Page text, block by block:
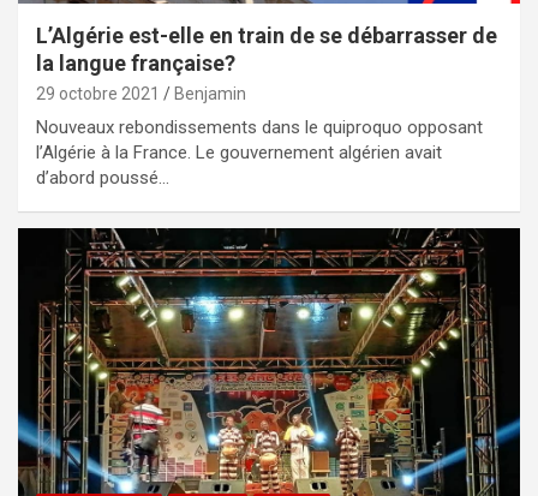
L’Algérie est-elle en train de se débarrasser de
la langue française?
29 octobre 2021 Benjamin
Nouveaux rebondissements dans le quiproquo opposant
l’Algérie à la France. Le gouvernement algérien avait
d’abord poussé…